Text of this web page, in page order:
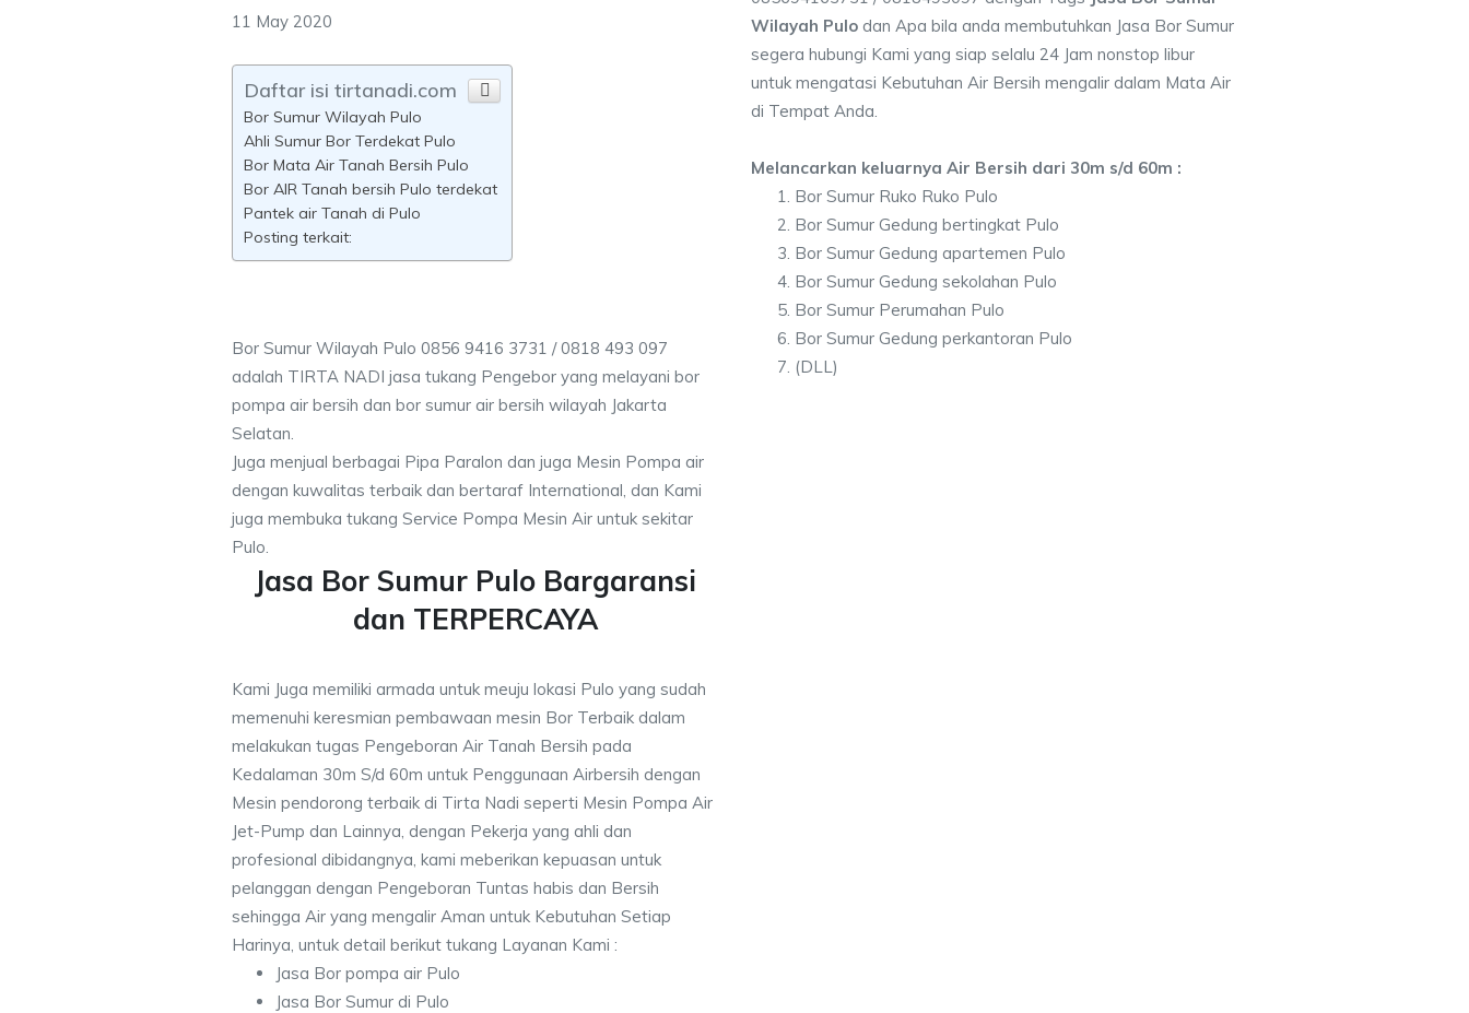
11 May 2020
Daftar isi tirtanadi.com
Bor Sumur Wilayah Pulo
Ahli Sumur Bor Terdekat Pulo
Bor Mata Air Tanah Bersih Pulo
Bor AIR Tanah bersih Pulo terdekat
Pantek air Tanah di Pulo
Posting terkait:
Bor Sumur Wilayah Pulo 0856 9416 3731 / 0818 493 097
adalah TIRTA NADI jasa tukang Pengebor yang melayani bor
pompa air bersih dan bor sumur air bersih wilayah Jakarta
Selatan.
Juga menjual berbagai Pipa Paralon dan juga Mesin Pompa air
dengan kuwalitas terbaik dan bertaraf International, dan Kami
juga membuka tukang Service Pompa Mesin Air untuk sekitar
Pulo.
Jasa Bor Sumur Pulo Bargaransi
dan TERPERCAYA
Wilayah Pulo dan Apa bila anda membutuhkan Jasa Bor Sumur
segera hubungi Kami yang siap selalu 24 Jam nonstop libur
untuk mengatasi Kebutuhan Air Bersih mengalir dalam Mata Air
di Tempat Anda.
Melancarkan keluarnya Air Bersih dari 30m s/d 60m :
Bor Sumur Ruko Ruko Pulo
Bor Sumur Gedung bertingkat Pulo
Bor Sumur Gedung apartemen Pulo
Bor Sumur Gedung sekolahan Pulo
Bor Sumur Perumahan Pulo
Bor Sumur Gedung perkantoran Pulo
(DLL)
Kami Juga memiliki armada untuk meuju lokasi Pulo yang sudah
memenuhi keresmian pembawaan mesin Bor Terbaik dalam
melakukan tugas Pengeboran Air Tanah Bersih pada
Kedalaman 30m S/d 60m untuk Penggunaan Airbersih dengan
Mesin pendorong terbaik di Tirta Nadi seperti Mesin Pompa Air
Jet-Pump dan Lainnya, dengan Pekerja yang ahli dan
profesional dibidangnya, kami meberikan kepuasan untuk
pelanggan dengan Pengeboran Tuntas habis dan Bersih
sehingga Air yang mengalir Aman untuk Kebutuhan Setiap
Harinya, untuk detail berikut tukang Layanan Kami :
Jasa Bor pompa air Pulo
Jasa Bor Sumur di Pulo